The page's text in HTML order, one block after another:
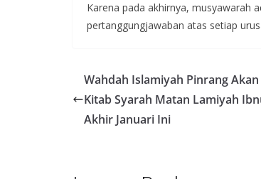
Karena pada akhirnya, musyawarah
pertanggungjawaban atas setiap
Wahdah Islamiyah Pinrang
Kitab Syarah Matan Lamiyah
Akhir Januari Ini